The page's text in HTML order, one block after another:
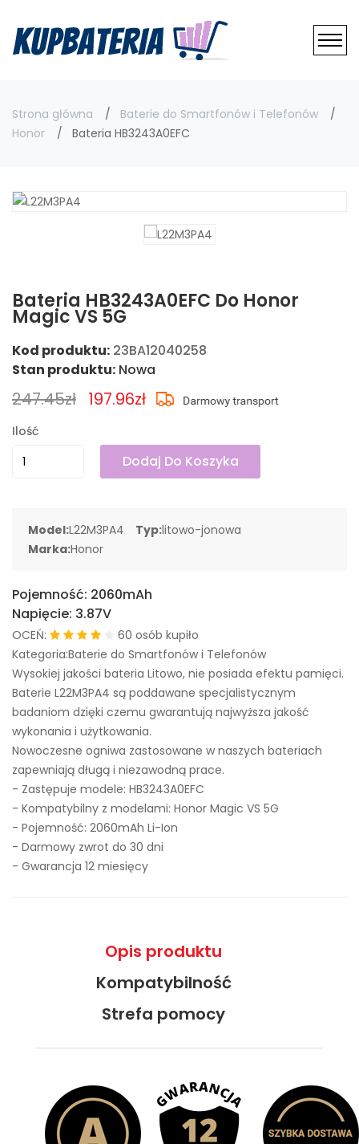
Strona główna
Baterie do Smartfonów i Telefonów
Honor
Bateria HB3243A0EFC
Bateria HB3243A0EFC Do Honor
Magic VS 5G
Kod produktu: 23BA12040258
Stan produktu: Nowa
247.45zł 197.96zł
Ilość
Dodaj Do Koszyka
Model:L22M3PA4 Typ:litowo-jonowa
Marka:Honor
Pojemność: 2060mAh
Napięcie: 3.87V
OCEŃ:
60 osób kupiło
Kategoria:Baterie do Smartfonów i Telefonów
Wysokiej jakości bateria Litowo, nie posiada efektu pamięci.
Baterie L22M3PA4 są poddawane specjalistycznym
badaniom dzięki czemu gwarantują najwyższa jakość
wykonania i użytkowania.
Nowoczesne ogniwa zastosowane w naszych bateriach
zapewniają długą i niezawodną prace.
- Zastępuje modele: HB3243A0EFC
- Kompatybilny z modelami: Honor Magic VS 5G
- Pojemność: 2060mAh Li-Ion
- Darmowy zwrot do 30 dni
- Gwarancja 12 miesięcy
Opis produktu
Kompatybilność
Strefa pomocy